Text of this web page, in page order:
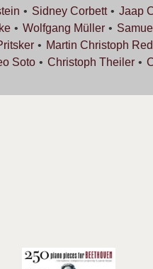
Sidney Corbett Jaap
Wolfgang Müller
Martin Christoph
Soto Christoph Theiler